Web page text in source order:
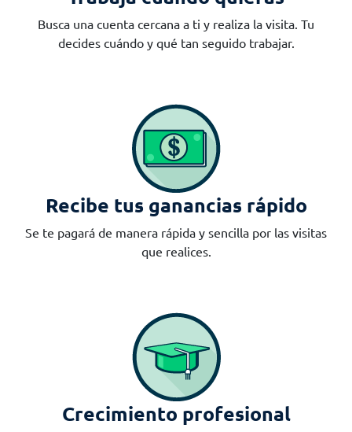
Busca una cuenta cercana a ti y realiza la visita. Tu
decides cuándo y qué tan seguido trabajar.
Recibe tus ganancias rápido
Se te pagará de manera rápida y sencilla por las visitas
que realices.
Crecimiento profesional